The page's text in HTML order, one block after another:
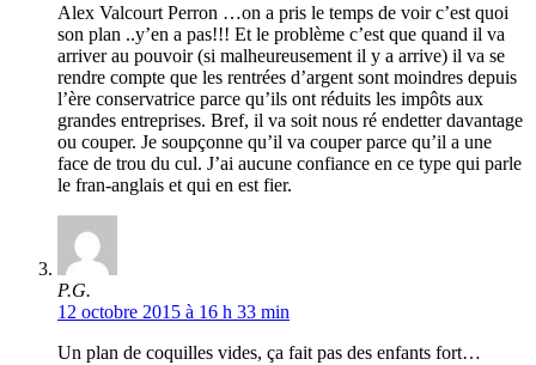
Alex Valcourt Perron …on a pris le temps de voir c’est quoi
son plan ..y’en a pas!!! Et le problème c’est que quand il va
arriver au pouvoir (si malheureusement il y a arrive) il va se
rendre compte que les rentrées d’argent sont moindres depuis
l’ère conservatrice parce qu’ils ont réduits les impôts aux
grandes entreprises. Bref, il va soit nous ré endetter davantage
ou couper. Je soupçonne qu’il va couper parce qu’il a une
face de trou du cul. J’ai aucune confiance en ce type qui parle
le fran-anglais et qui en est fier.
P.G.
12 octobre 2015 à 16 h 33 min
Un plan de coquilles vides, ça fait pas des enfants fort…